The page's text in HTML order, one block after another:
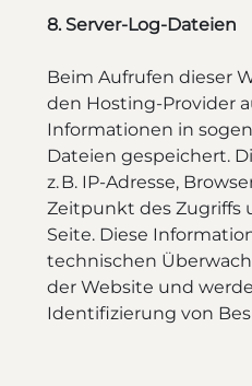
8. Server-Log-Dateien
Beim Aufrufen dieser
den Hosting-Provider
Informationen in
Dateien gespeichert.
z. B. IP-Adresse,
Zeitpunkt des Zugriffs
Seite. Diese
technischen
der Website und
Identifizierung von